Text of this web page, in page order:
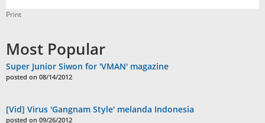
Print
Most Popular
Super Junior Siwon for 'VMAN' magazine
posted on 08/14/2012
[Vid] Virus 'Gangnam Style' melanda Indonesia
posted on 09/26/2012